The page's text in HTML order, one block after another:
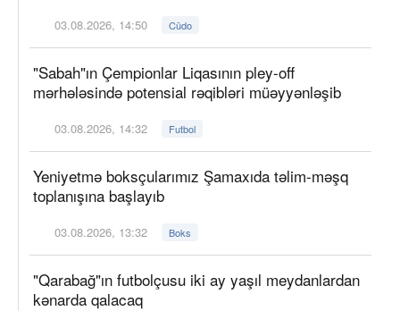
03.08.2026, 14:50 Cüdo
"Sabah"ın Çempionlar Liqasının pley-off
mərhələsində potensial rəqibləri müəyyənləşib
03.08.2026, 14:32 Futbol
Yeniyetmə boksçularımız Şamaxıda təlim-məşq
toplanışına başlayıb
03.08.2026, 13:32 Boks
"Qarabağ"ın futbolçusu iki ay yaşıl meydanlardan
kənarda qalacaq